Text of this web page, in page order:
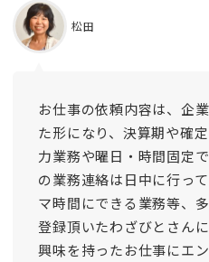
松田
お仕事の依頼内容は、企
た形になり、決算期や確
力業務や曜日・時間固定
の業務連絡は日中に行っ
マ時間にできる業務等、多
登録頂いたわざびとさん
興味を持ったお仕事にエ